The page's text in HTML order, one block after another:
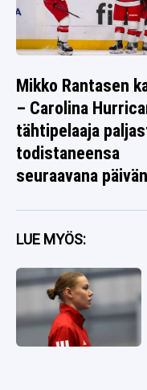
Mikko Rantasen
– Carolina
tähtipelaaja
todistaneensa
seuraavana
LUE MYÖS: